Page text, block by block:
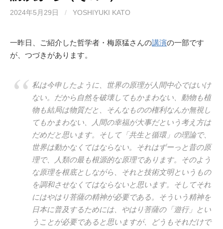
2024年5月29日 / YOSHIYUKI KATO
一昨日、ご紹介した哲学者・梅原猛さんの講演の一部です
が、つづきがあります。
私は今申したように、世界の原理が人間中心ではいけ
ない。だから自然を破壊してもかまわない、動物も植
物も結局は物質だと、そんなものの権利なんか無視し
てもかまわない、人間の幸福が大事だという考え方は
だめだと思います。そして「共生と循環」の理論で、
世界は動かなくてはならない。それはずーっと昔の原
理で、人類の最も根源的な原理であります。そのよう
な原理を根底としながら、それと技術文明というもの
を調和させなくてはならないと思います。そしてそれ
にはやはり菩薩の精神が必要である。そういう精神を
日本に普及するためには、やはり菩薩の「遊行」とい
うことが必要であると思いますが、どうもそれだけで